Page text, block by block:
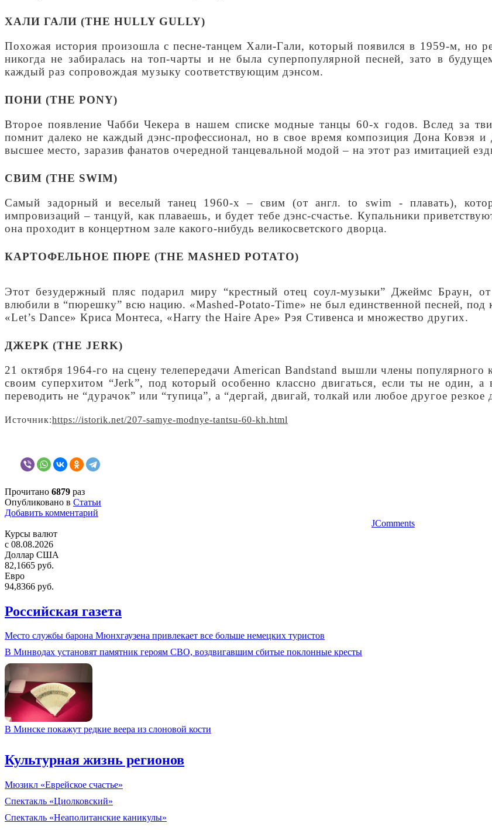
ХАЛИ ГАЛИ (THE HULLY GULLY)
Похожая история произошла с песне-танцем Хали-Гали, который появился в 1959-м, но
никогда не забиралась на топ-чарты и не была суперпопулярной песней, зато в
каждый раз сопровождая музыку соответствующим дэнсом.
ПОНИ (THE PONY)
Второе появление Чабби Чекера в нашем списке модные танцы 60-х годов. Вслед за
помнит далеко не каждый дэнс-профессионал, но в свое время композиция Дона Ковэя
высшее место, заразив фанатов очередной танцевальной модой – на этот раз имитацией
СВИМ (THE SWIM)
Самый задорный и веселый танец 1960-х – свим (от англ. to swim - плавать),
импровизаций – танцуй, как плаваешь, и будет тебе дэнс-счастье. Купальники
она проходит в концертном зале какого-нибудь великосветского дворца.
КАРТОФЕЛЬНОЕ ПЮРЕ (THE MASHED POTATO)
Этот безудержный пляс подарил миру “крестный отец соул-музыки” Джеймс Браун,
влюбили в “пюрешку” всю нацию. «Mashed-Potato-Time» не был единственной песней, под
«Let’s Dance» Криса Монтеcа, «Harry the Haire Ape» Рэя Стивенса и множество других.
ДЖЕРК (THE JERK)
21 октября 1964-го на сцену телепередачи American Bandstand вышли члены популярного
своим суперхитом “Jerk”, под который особенно классно двигаться, если ты не один,
переводить не “дурачок” или “тупица”, а “дергай, двигай, толкай или любое другое
Источник:https://istorik.net/207-samye-modnye-tantsu-60-kh.html
Прочитано 6879 раз
Опубликовано в Статьи
Добавить комментарий
JComments
Курсы валют
c 08.08.2026
Доллар США
82,1665 руб.
Евро
94,8366 руб.
Российская газета
Место службы барона Мюнхгаузена привлекает все больше немецких туристов
В Минводах установят памятник героям СВО, воздвигавшим сбитые поклонные кресты
В Минске покажут редкие веера из слоновой кости
Культурная жизнь регионов
Мюзикл «Еврейское счастье»
Спектакль «Циолковский»
Спектакль «Неаполитанские каникулы»